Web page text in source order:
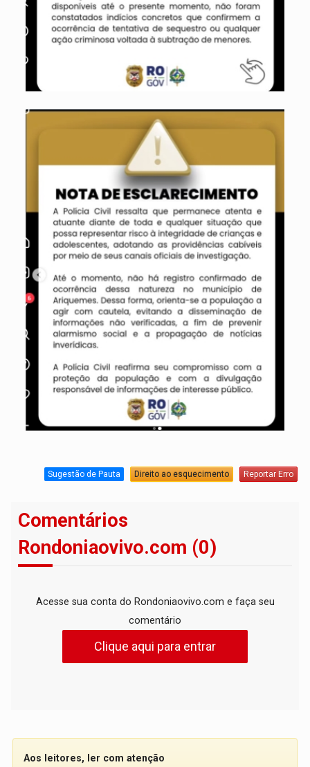
Sugestão de Pauta Direito ao esquecimento Reportar Erro
Comentários
Rondoniaovivo.com (0)
Acesse sua conta do Rondoniaovivo.com e faça seu
comentário
Clique aqui para entrar
Aos leitores, ler com atenção